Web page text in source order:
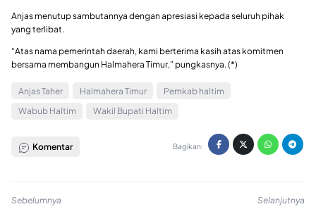
Anjas menutup sambutannya dengan apresiasi kepada seluruh pihak
yang terlibat.
“Atas nama pemerintah daerah, kami berterima kasih atas komitmen
bersama membangun Halmahera Timur,” pungkasnya. (*)
Anjas Taher Halmahera Timur
Pemkab haltim
Wabub Haltim
Wakil Bupati Haltim
Komentar Bagikan:
Sebelumnya
Selanjutnya